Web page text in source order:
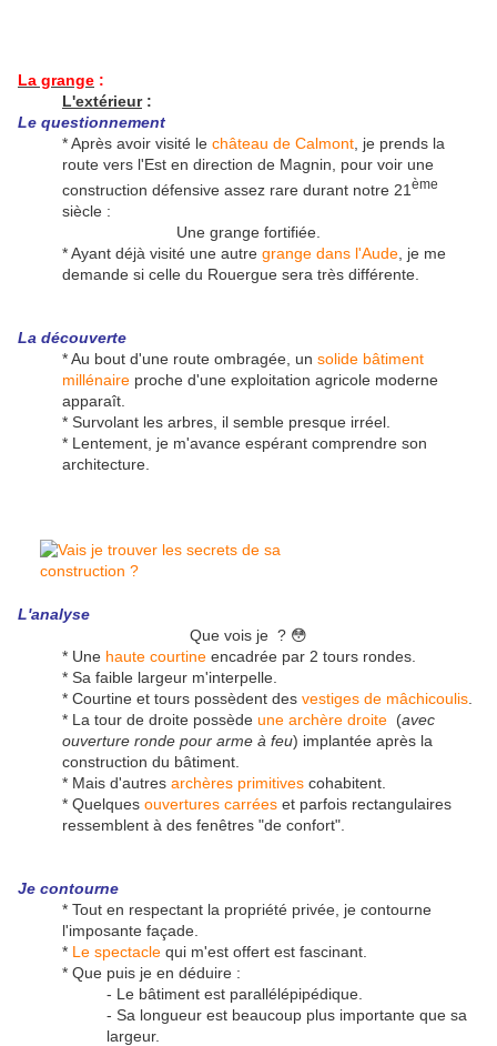
La grange :
L'extérieur:
Le questionnement
* Après avoir visité le château de Calmont , je prends la
route vers l'Est en direction de Magnin, pour voir une
construction défensive assez rare durant notre 21 ème
siècle :
Une grange fortifiée.
* Ayant déjà visité une autre grange dans l'Aude , je me
demande si celle du Rouergue sera très différente.
La découverte
* Au bout d'une route ombragée, un solide bâtiment
millénaire proche d'une exploitation agricole moderne
apparaît.
* Survolant les arbres, il semble presque irréel.
* Lentement, je m'avance espérant comprendre son
architecture.
L'analyse
Que vois je ? 😳
* Une haute courtine encadrée par 2 tours rondes.
* Sa faible largeur m'interpelle.
* Courtine et tours possèdent des vestiges de mâchicoulis
* La tour de droite possède une archère droite (avec
ouverture ronde pour arme à feu) implantée après la
construction du bâtiment.
* Mais d'autres archères primitives cohabitent.
* Quelques ouvertures carrées et parfois rectangulaires
ressemblent à des fenêtres "de confort".
Je contourne
* Tout en respectant la propriété privée, je contourne
l'imposante façade.
* Le spectacle qui m'est offert est fascinant.
* Que puis je en déduire :
- Le bâtiment est parallélépipédique.
- Sa longueur est beaucoup plus importante que sa
largeur.